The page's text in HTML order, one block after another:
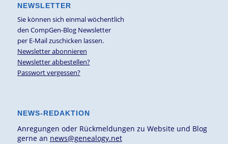
NEWSLETTER
Sie können sich einmal wöchentlich
den CompGen-Blog Newsletter
per E-Mail zuschicken lassen.
Newsletter abonnieren
Newsletter abbestellen?
Passwort vergessen?
NEWS-REDAKTION
Anregungen oder Rückmeldungen zu Website und Blog
gerne an news@genealogy.net